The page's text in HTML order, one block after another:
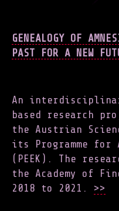
GENEALOGY OF
PAST FOR A NEW
An
based research
the Austrian
its Programme for
(PEEK). The
the Academy of
2018 to 2021. >>